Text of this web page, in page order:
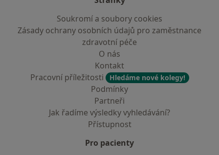
Soukromí a soubory cookies
Zásady ochrany osobních údajů pro zaměstnance
zdravotní péče
O nás
Kontakt
Pracovní příležitosti
Hledáme nové kolegy!
Podmínky
Partneři
Jak řadíme výsledky vyhledávání?
Přístupnost
Pro pacienty